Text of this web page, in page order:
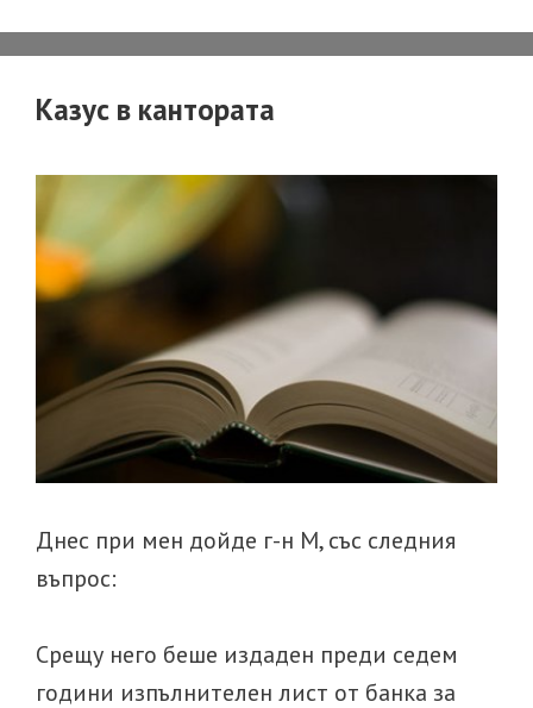
може
направи
на
за
неустойка
Казус в кантората
Днес при мен дойде г-н М, със следния
въпрос:
Срещу него беше издаден преди седем
години изпълнителен лист от банка за